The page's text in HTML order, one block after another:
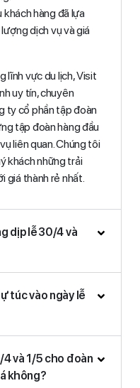
hàng đã lựa
dịch vụ và giá
lĩnh vực du lịch, Visit
uy tín, chuyên
ty cổ phần tập đoàn
tập đoàn hàng đầu
liên quan. Chúng tôi
khách những trải
giá thành rẻ nhất.
dịp lễ 30/4 và
túc vào ngày lễ
và 1/5 cho đoàn
không?